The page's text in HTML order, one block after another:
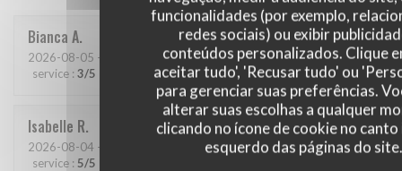
funcionalidades (por exemplo,
redes sociais) ou exibir
conteúdos personalizados. Clique
aceitar tudo', 'Recusar tudo' ou
para gerenciar suas preferências.
alterar suas escolhas a qualquer
clicando no ícone de cookie no
esquerdo das páginas do site.
Bianca A
2026-08-05 - 20:00 - guests 2
service : 3/5 :4/5 menu:4/5 quality_price:4/5
Isabelle R
2026-08-04 - 19:00 - guests 4
service : 5/5